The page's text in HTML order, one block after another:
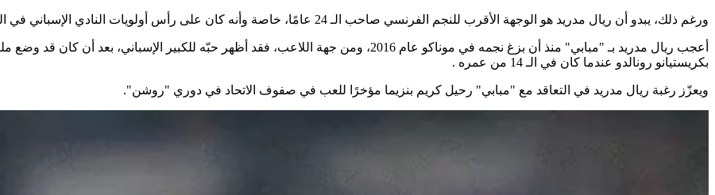
ورغم ذلك، يبدو أن ريال مدريد هو الوجهة الأقرب للنجم الفرنسي صاحب الـ 24 عامًا، خاصة وأنه كان على رأس أولويات النادي الإسباني في الصيف الماضي.
أعجب ريال مدريد بـ "مبابي" منذ أن بزغ نجمه في موناكو عام 2016، ومن جهة اللاعب، فقد أظهر حبّه
بكريستيانو رونالدو عندما كان في الـ 14 من عمره .
ويعزّز رغبة ريال مدريد في التعاقد مع "مبابي" رحيل كريم بنزيما مؤخرًا للعب في صفوف الاتحاد في دوري "روشن".